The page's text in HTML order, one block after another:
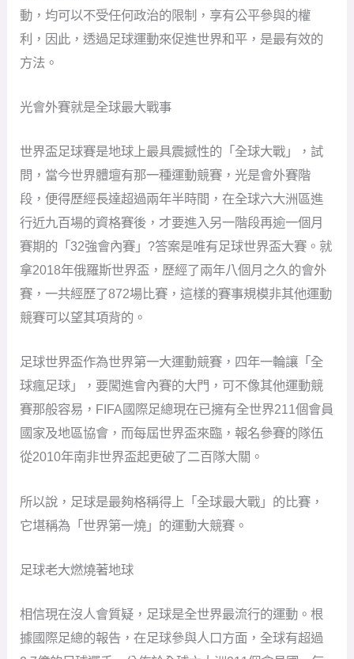
動，均可以不受任何政治的限制，享有公平參與的權
利，因此，透過足球運動來促進世界和平，是最有效的
方法。
光會外賽就是全球最大戰事
世界盃足球賽是地球上最具震撼性的「全球大戰」，試
問，當今世界體壇有那一種運動競賽，光是會外賽階
段，便得歷經長達超過兩年半時間，在全球六大洲區進
行近九百場的資格賽後，才要進入另一階段再逾一個月
賽期的「32強會內賽」?答案是唯有足球世界盃大賽。就
拿2018年俄羅斯世界盃，歷經了兩年八個月之久的會外
賽，一共經歷了872場比賽，這樣的賽事規模非其他運動
競賽可以望其項背的。
足球世界盃作為世界第一大運動競賽，四年一輪讓「全
球瘋足球」，要闖進會內賽的大門，可不像其他運動競
賽那般容易，FIFA國際足總現在已擁有全世界211個會員
國家及地區協會，而每屆世界盃來臨，報名參賽的隊伍
從2010年南非世界盃起更破了二百隊大關。
所以說，足球是最夠格稱得上「全球最大戰」的比賽，
它堪稱為「世界第一燒」的運動大競賽。
足球老大燃燒著地球
相信現在沒人會質疑，足球是全世界最流行的運動。根
據國際足總的報告，在足球參與人口方面，全球有超過